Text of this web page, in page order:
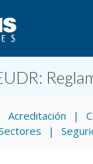
Acreditación